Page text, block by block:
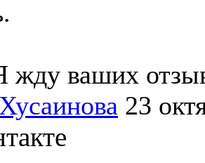
жду ваших
23